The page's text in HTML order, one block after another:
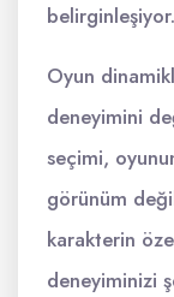
belirginleşiyor.
Oyun
deneyimini
seçimi,
görünüm
karakterin
deneyiminizi